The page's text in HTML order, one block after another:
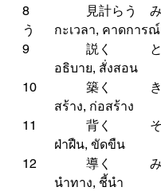
8		見計らう	みはから
う	กะเวลา, คาดการณ์
9		説く		とく
	อธิบาย, สั่งสอน
10		築く		きずく
	สร้าง, ก่อสร้าง
11		背く		そむく
	ฝ่าฝืน, ขัดขืน
12		導く		みちびく
	นำทาง, ชี้นำ